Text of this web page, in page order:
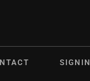
SIGNIN